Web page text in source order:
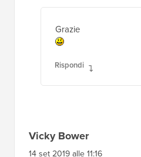
Grazie
Rispondi
Vicky Bower
14 set 2019 alle 11:16